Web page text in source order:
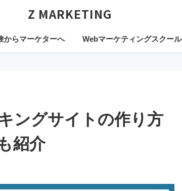
Z MARKETING
からマーケターへ Webマーケティングスクール
ングサイトの作り方
紹介